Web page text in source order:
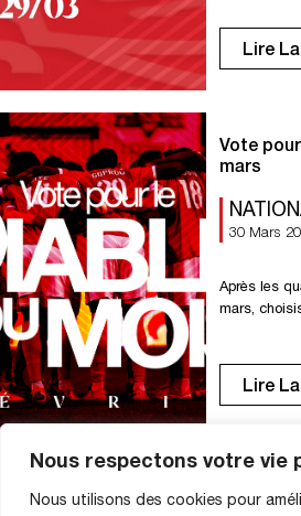
Nous respectons votre vie
Nous utilisons des cookies pour
0 Senior
Saint-
Lire
Vote
mars
30 Mars
Après les
mars,
Lire